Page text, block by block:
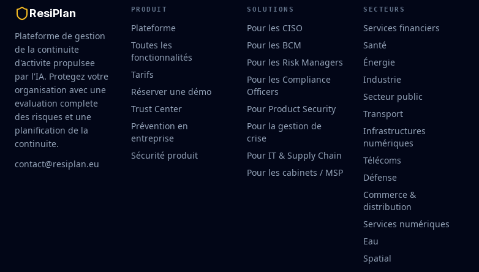
ResiPlan
Plateforme de gestion
de la continuite
d'activite propulsee
par l'IA. Protegez votre
organisation avec une
evaluation complete
des risques et une
planification de la
continuite.
contact@resiplan.eu
PRODUIT
Plateforme
Toutes les
fonctionnalités
Tarifs
Réserver une démo
Trust Center
Prévention en
entreprise
Sécurité produit
SOLUTIONS
Pour les CISO
Pour les BCM
Pour les Risk Managers
Pour les Compliance
Officers
Pour Product Security
Pour la gestion de
crise
Pour IT & Supply Chain
Pour les cabinets / MSP
SECTEURS
Services financiers
Santé
Énergie
Industrie
Secteur public
Transport
Infrastructures
numériques
Télécoms
Défense
Commerce &
distribution
Services numériques
Eau
Spatial